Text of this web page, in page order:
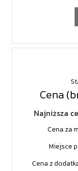
Cena
Najniższa
Cena za
Miejsce
Cena z